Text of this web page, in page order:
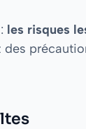
les risques